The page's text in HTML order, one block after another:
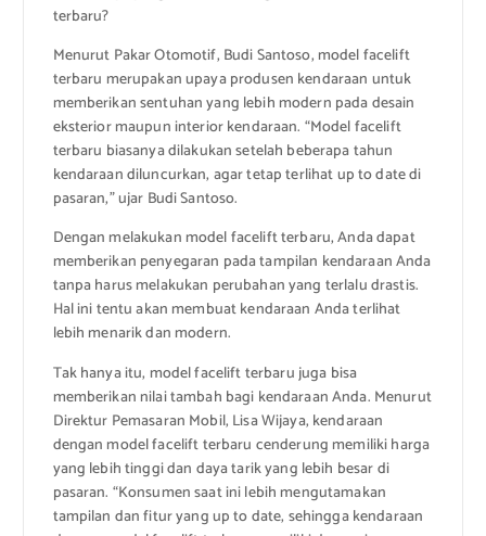
terbaru?
Menurut Pakar Otomotif, Budi Santoso, model facelift
terbaru merupakan upaya produsen kendaraan untuk
memberikan sentuhan yang lebih modern pada desain
eksterior maupun interior kendaraan. “Model facelift
terbaru biasanya dilakukan setelah beberapa tahun
kendaraan diluncurkan, agar tetap terlihat up to date di
pasaran,” ujar Budi Santoso.
Dengan melakukan model facelift terbaru, Anda dapat
memberikan penyegaran pada tampilan kendaraan Anda
tanpa harus melakukan perubahan yang terlalu drastis.
Hal ini tentu akan membuat kendaraan Anda terlihat
lebih menarik dan modern.
Tak hanya itu, model facelift terbaru juga bisa
memberikan nilai tambah bagi kendaraan Anda. Menurut
Direktur Pemasaran Mobil, Lisa Wijaya, kendaraan
dengan model facelift terbaru cenderung memiliki harga
yang lebih tinggi dan daya tarik yang lebih besar di
pasaran. “Konsumen saat ini lebih mengutamakan
tampilan dan fitur yang up to date, sehingga kendaraan